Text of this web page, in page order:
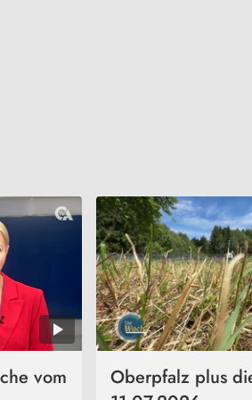
vom
Oberpfalz plus